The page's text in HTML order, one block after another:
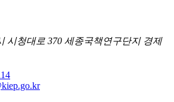
시청대로 370 세종국책연구단지 경제